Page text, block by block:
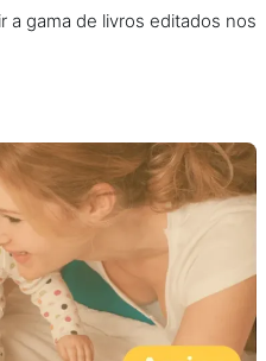
a gama de livros editados nos